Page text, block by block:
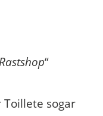
“
sogar